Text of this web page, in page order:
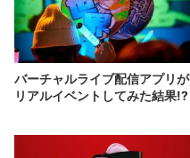
バーチャルライブ配信アプリが
リアルイベントしてみた結果!?